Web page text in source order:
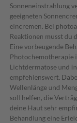
Sonneneinstrahlung
geeigneten
eincremen. Bei
Reaktionen musst du
Eine vorbeugende
Photochemotherapie
Lichtdermatose und
empfehlenswert.
Wellenlänge und
soll helfen, die
deine Haut sehr
Behandlung eine